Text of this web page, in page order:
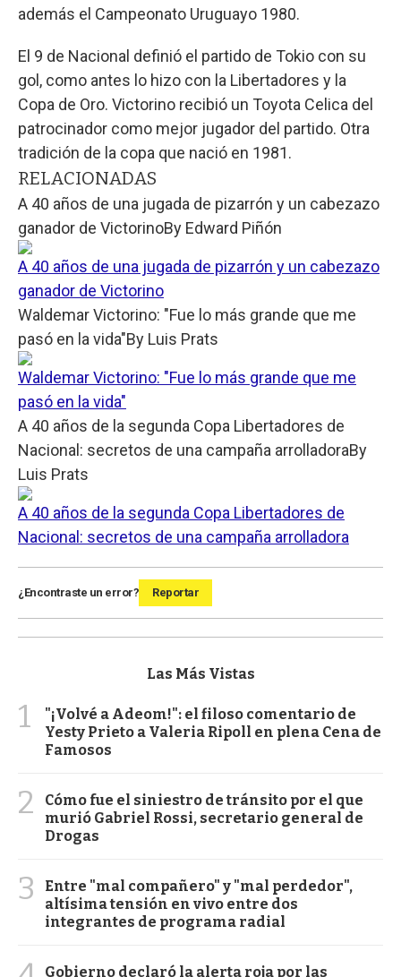
además el Campeonato Uruguayo 1980.
El 9 de Nacional definió el partido de Tokio con su
gol, como antes lo hizo con la Libertadores y la
Copa de Oro. Victorino recibió un Toyota Celica del
patrocinador como mejor jugador del partido. Otra
tradición de la copa que nació en 1981.
RELACIONADAS
A 40 años de una jugada de pizarrón y un cabezazo
ganador de VictorinoBy Edward Piñón
A 40 años de una jugada de pizarrón y un cabezazo
ganador de Victorino
Waldemar Victorino: "Fue lo más grande que me
pasó en la vida"By Luis Prats
Waldemar Victorino: "Fue lo más grande que me
pasó en la vida"
A 40 años de la segunda Copa Libertadores de
Nacional: secretos de una campaña arrolladoraBy
Luis Prats
A 40 años de la segunda Copa Libertadores de
Nacional: secretos de una campaña arrolladora
¿Encontraste un error? Reportar
Las Más Vistas
1
"¡Volvé a Adeom!": el filoso comentario de
Yesty Prieto a Valeria Ripoll en plena Cena de
Famosos
2
Cómo fue el siniestro de tránsito por el que
murió Gabriel Rossi, secretario general de
Drogas
3
Entre "mal compañero" y "mal perdedor",
altísima tensión en vivo entre dos
integrantes de programa radial
Gobierno declaró la alerta roja por las